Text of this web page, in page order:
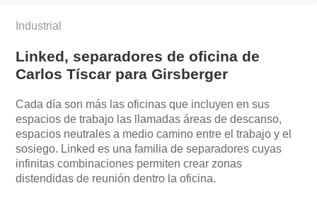
Industrial
Linked, separadores de oficina de
Carlos Tíscar para Girsberger
Cada día son más las oficinas que incluyen en sus
espacios de trabajo las llamadas áreas de descanso,
espacios neutrales a medio camino entre el trabajo y el
sosiego. Linked es una familia de separadores cuyas
infinitas combinaciones permiten crear zonas
distendidas de reunión dentro la oficina.